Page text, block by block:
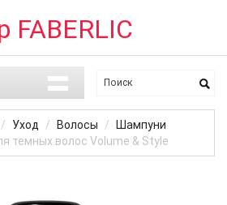
FABERLIC
Уход Волосы
Шампуни
темных волос Volume & Style